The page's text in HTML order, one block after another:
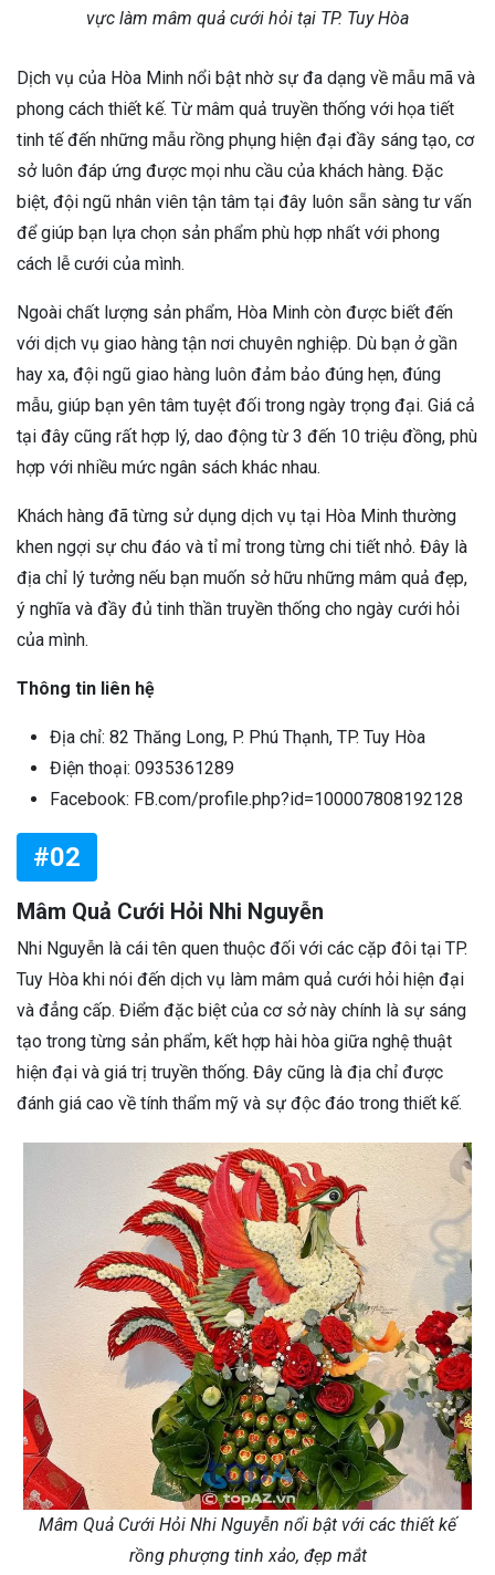
vực làm mâm quả cưới hỏi tại TP. Tuy Hòa
Dịch vụ của Hòa Minh nổi bật nhờ sự đa dạng về mẫu mã và
phong cách thiết kế. Từ mâm quả truyền thống với họa tiết
tinh tế đến những mẫu rồng phụng hiện đại đầy sáng tạo, cơ
sở luôn đáp ứng được mọi nhu cầu của khách hàng. Đặc
biệt, đội ngũ nhân viên tận tâm tại đây luôn sẵn sàng tư vấn
để giúp bạn lựa chọn sản phẩm phù hợp nhất với phong
cách lễ cưới của mình.
Ngoài chất lượng sản phẩm, Hòa Minh còn được biết đến
với dịch vụ giao hàng tận nơi chuyên nghiệp. Dù bạn ở gần
hay xa, đội ngũ giao hàng luôn đảm bảo đúng hẹn, đúng
mẫu, giúp bạn yên tâm tuyệt đối trong ngày trọng đại. Giá cả
tại đây cũng rất hợp lý, dao động từ 3 đến 10 triệu đồng, phù
hợp với nhiều mức ngân sách khác nhau.
Khách hàng đã từng sử dụng dịch vụ tại Hòa Minh thường
khen ngợi sự chu đáo và tỉ mỉ trong từng chi tiết nhỏ. Đây là
địa chỉ lý tưởng nếu bạn muốn sở hữu những mâm quả đẹp,
ý nghĩa và đầy đủ tinh thần truyền thống cho ngày cưới hỏi
của mình.
Thông tin liên hệ
Địa chỉ: 82 Thăng Long, P. Phú Thạnh, TP. Tuy Hòa
Điện thoại: 0935361289
Facebook: FB.com/profile.php?id=100007808192128
#02
Mâm Quả Cưới Hỏi Nhi Nguyễn
Nhi Nguyễn là cái tên quen thuộc đối với các cặp đôi tại TP.
Tuy Hòa khi nói đến dịch vụ làm mâm quả cưới hỏi hiện đại
và đẳng cấp. Điểm đặc biệt của cơ sở này chính là sự sáng
tạo trong từng sản phẩm, kết hợp hài hòa giữa nghệ thuật
hiện đại và giá trị truyền thống. Đây cũng là địa chỉ được
đánh giá cao về tính thẩm mỹ và sự độc đáo trong thiết kế.
Mâm Quả Cưới Hỏi Nhi Nguyễn nổi bật với các thiết kế
rồng phượng tinh xảo, đẹp mắt